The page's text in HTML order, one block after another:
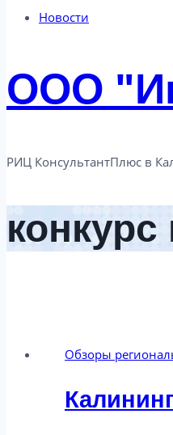
Новости
ООО
РИЦ КонсультантПлюс в
конкурс
Обзоры